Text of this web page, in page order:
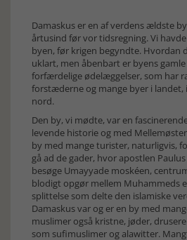
Damaskus er en af verdens ældste
årtusind før vor tidsregning. Vi
byen, før krigen begyndte. Hvordan
uklart, men åbenbart er byens
forfærdelige ødelæggelser, som har
forstæderne og mange byer i landet,
nord.
Den by, vi mødte, var en
levende historie og med
by med mange turister, naturligvis,
gå ad de gader, hvor apostlen
besøge Umayyade moskéen,
blodigt opgør mellem Muhammeds
splittelse som delte den islamiske
Damaskus var og er en by med
muslimer også kristne, jøder,
som sufimuslimer og alawitter.